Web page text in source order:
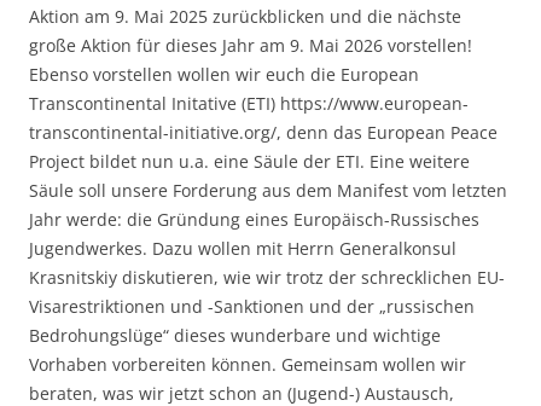
Aktion am 9. Mai 2025 zurückblicken und die nächste
große Aktion für dieses Jahr am 9. Mai 2026 vorstellen!
Ebenso vorstellen wollen wir euch die European
Transcontinental Initative (ETI) https://www.european-
transcontinental-initiative.org/, denn das European Peace
Project bildet nun u.a. eine Säule der ETI. Eine weitere
Säule soll unsere Forderung aus dem Manifest vom letzten
Jahr werde: die Gründung eines Europäisch-Russisches
Jugendwerkes. Dazu wollen mit Herrn Generalkonsul
Krasnitskiy diskutieren, wie wir trotz der schrecklichen EU-
Visarestriktionen und -Sanktionen und der „russischen
Bedrohungslüge“ dieses wunderbare und wichtige
Vorhaben vorbereiten können. Gemeinsam wollen wir
beraten, was wir jetzt schon an (Jugend-) Austausch,